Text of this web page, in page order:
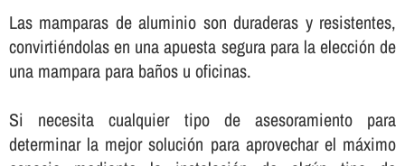
Las mamparas de aluminio son duraderas y resistentes,
convirtiéndolas en una apuesta segura para la elección de
una mampara para baños u oficinas.
Si necesita cualquier tipo de asesoramiento para
determinar la mejor solución para aprovechar el máximo